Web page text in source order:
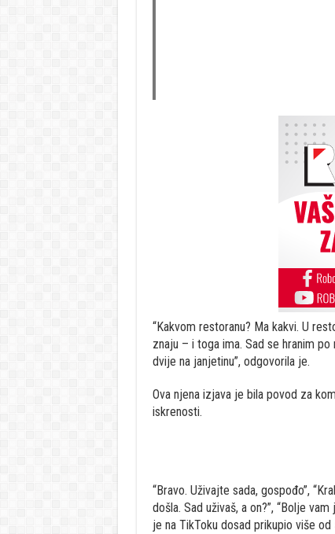
“Kakvom restoranu? Ma kakvi. U
znaju – i toga ima. Sad se hranim
dvije na janjetinu”, odgovorila je.
Ova njena izjava je bila povod za
iskrenosti.
“Bravo. Uživajte sada, gospođo”,
došla. Sad uživaš, a on?”, “Bolje
je na TikToku dosad prikupio više od